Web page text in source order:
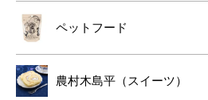
ペットフード
農村木島平（スイーツ）